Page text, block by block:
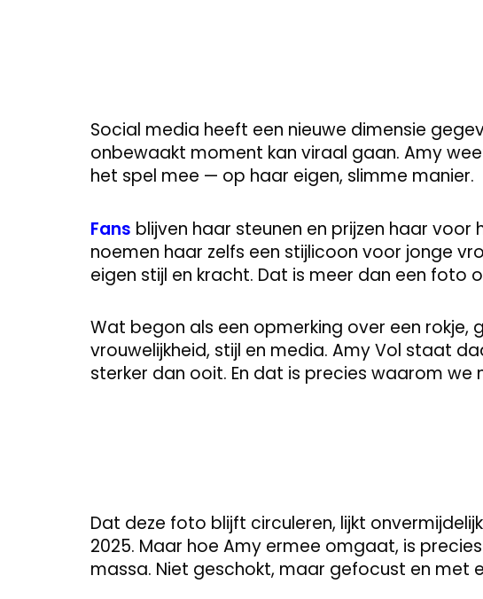
Social media heeft een nieuwe dimensie
onbewaakt moment kan viraal gaan. Amy
het spel mee — op haar eigen, slimme manier.
Fans blijven haar steunen en prijzen haar voor
noemen haar zelfs een stijlicoon voor jonge
eigen stijl en kracht. Dat is meer dan een foto
Wat begon als een opmerking over een rokje,
vrouwelijkheid, stijl en media. Amy Vol staat
sterker dan ooit. En dat is precies waarom we
Dat deze foto blijft circuleren, lijkt
2025. Maar hoe Amy ermee omgaat, is
massa. Niet geschokt, maar gefocust en met